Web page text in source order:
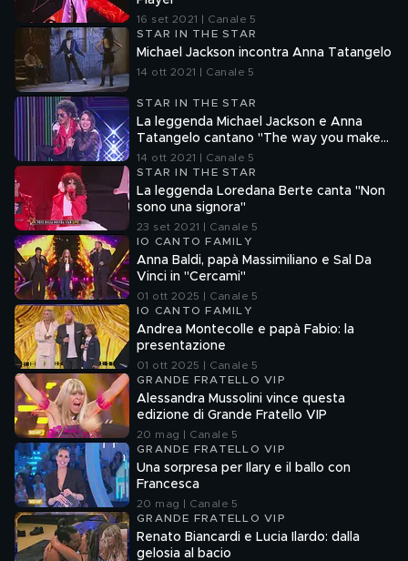
16 set 2021 | Canale 5
STAR IN THE STAR
Michael Jackson incontra Anna Tatangelo
14 ott 2021 | Canale 5
STAR IN THE STAR
La leggenda Michael Jackson e Anna
Tatangelo cantano "The way you make
me feel"
14 ott 2021 | Canale 5
STAR IN THE STAR
La leggenda Loredana Berte canta "Non
sono una signora"
23 set 2021 | Canale 5
IO CANTO FAMILY
Anna Baldi, papà Massimiliano e Sal Da
Vinci in "Cercami"
01 ott 2025 | Canale 5
IO CANTO FAMILY
Andrea Montecolle e papà Fabio: la
presentazione
01 ott 2025 | Canale 5
GRANDE FRATELLO VIP
Alessandra Mussolini vince questa
edizione di Grande Fratello VIP
20 mag | Canale 5
GRANDE FRATELLO VIP
Una sorpresa per Ilary e il ballo con
Francesca
20 mag | Canale 5
GRANDE FRATELLO VIP
Renato Biancardi e Lucia Ilardo: dalla
gelosia al bacio